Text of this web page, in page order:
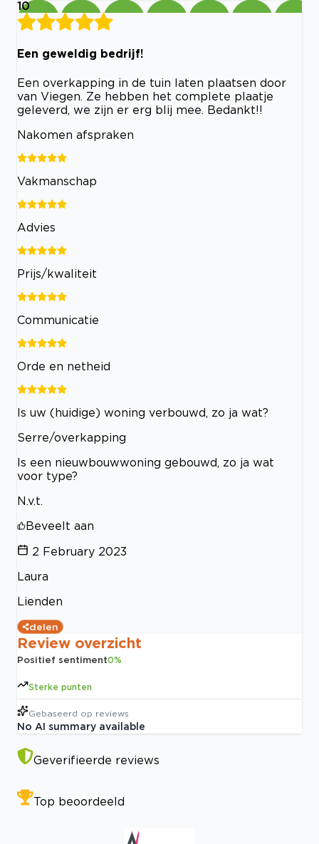
10
Een geweldig bedrijf!
Een overkapping in de tuin laten plaatsen door
van Viegen. Ze hebben het complete plaatje
geleverd, we zijn er erg blij mee. Bedankt!!
Nakomen afspraken
Vakmanschap
Advies
Prijs/kwaliteit
Communicatie
Orde en netheid
Is uw (huidige) woning verbouwd, zo ja wat?
Serre/overkapping
Is een nieuwbouwwoning gebouwd, zo ja wat
voor type?
N.v.t.
Beveelt aan
2 February 2023
Laura
Lienden
delen
Review overzicht
Positief sentiment0%
Sterke punten
Gebaseerd op reviews
No AI summary available
Geverifieerde reviews
Top beoordeeld